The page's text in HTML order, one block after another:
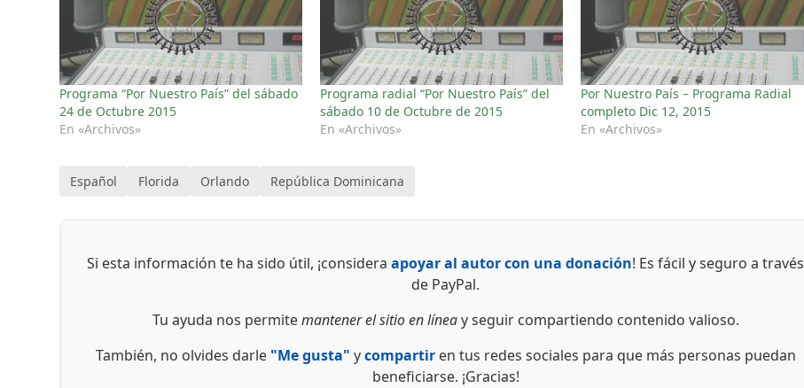
Programa “Por Nuestro País” del sábado
24 de Octubre 2015
En «Archivos»
Programa radial “Por Nuestro País” del
sábado 10 de Octubre de 2015
En «Archivos»
Por Nuestro País – Programa Radial
completo Dic 12, 2015
En «Archivos»
Español Florida Orlando República Dominicana
Si esta información te ha sido útil, ¡consideraapoyar al autor con una donación! Es fácil y seguro a través
de PayPal.
Tu ayuda nos permitemantener el sitio en líneay seguir compartiendo contenido valioso.
También, no olvides darle "Me gusta" ycompartiren tus redes sociales para que más personas puedan
beneficiarse. ¡Gracias!